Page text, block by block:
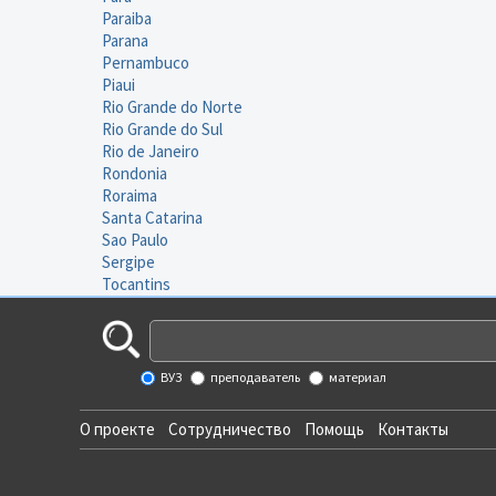
Paraiba
Parana
Pernambuco
Piaui
Rio Grande do Norte
Rio Grande do Sul
Rio de Janeiro
Rondonia
Roraima
Santa Catarina
Sao Paulo
Sergipe
Tocantins
ВУЗ преподаватель материал
О проекте Сотрудничество Помощь Контакты